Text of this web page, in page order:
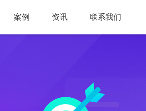
案例 资讯 联系我们